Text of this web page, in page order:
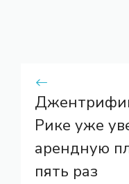
Рике уже
арендную
пять раз